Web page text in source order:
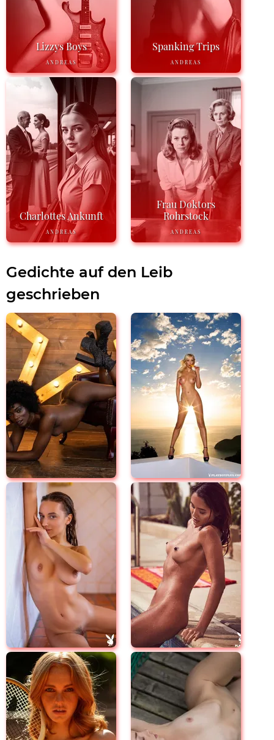
Lizzys Boys
ANDREAS
Spanking Trips
ANDREAS
Charlottes Ankunft
ANDREAS
Frau Doktors
Rohrstock
ANDREAS
Gedichte auf den Leib
geschrieben